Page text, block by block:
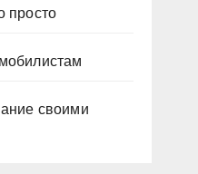
просто
своими